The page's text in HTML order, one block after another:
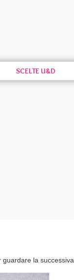
SCELTE U&D
la successiva.